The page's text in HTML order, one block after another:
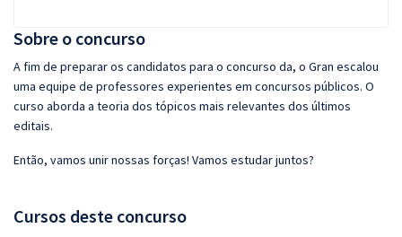
Sobre o concurso
A fim de preparar os candidatos para o concurso da, o Gran escalou
uma equipe de professores experientes em concursos públicos. O
curso aborda a teoria dos tópicos mais relevantes dos últimos
editais.
Então, vamos unir nossas forças! Vamos estudar juntos?
Cursos deste concurso